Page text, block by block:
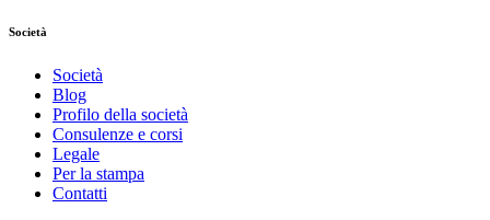
Società
Società
Blog
Profilo della società
Consulenze e corsi
Legale
Per la stampa
Contatti